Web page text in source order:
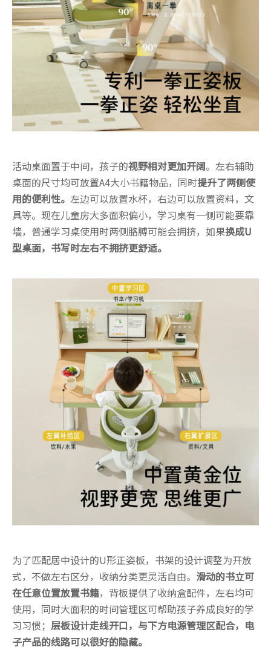
活动桌面置于中间，孩子的视野相对更加开阔。左右辅助
桌面的尺寸均可放置A4大小书籍物品，同时提升了两侧使
用的便利性。 左边可以放置水杯，右边可以放置资料，文
具等。现在儿童房大多面积偏小，学习桌有一侧可能要靠
墙，普通学习桌使用时两侧胳膊可能会拥挤，如果换成U
型桌面，书写时左右不拥挤更舒适。
为了匹配居中设计的U形正姿板，书架的设计调整为开放
式，不做左右区分，收纳分类更灵活自由。 滑动的书立可
在任意位置放置书籍，背板提供了收纳盒配件，左右均可
使用，同时大面积的时间管理区可帮助孩子养成良好的学
习习惯； 层板设计走线开口，与下方电源管理区配合，电
子产品的线路可以很好的隐藏。